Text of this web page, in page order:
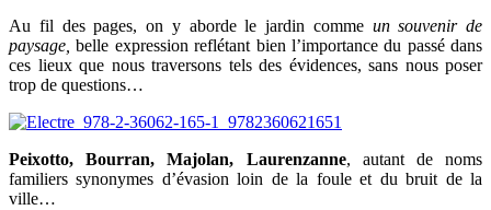
Au fil des pages, on y aborde le jardin comme un souvenir de
paysage,belle expression reflétant bien l’importance du passé dans
ces lieux que nous traversons tels des évidences, sans nous poser
trop de questions…
Peixotto, Bourran, Majolan, Laurenzanne, autant de noms
familiers synonymes d’évasion loin de la foule et du bruit de la
ville…